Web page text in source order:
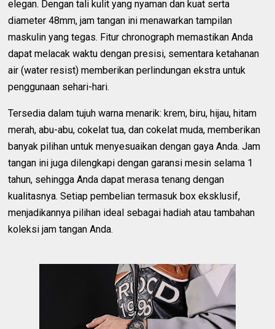
elegan. Dengan tali kulit yang nyaman dan kuat serta
diameter 48mm, jam tangan ini menawarkan tampilan
maskulin yang tegas. Fitur chronograph memastikan Anda
dapat melacak waktu dengan presisi, sementara ketahanan
air (water resist) memberikan perlindungan ekstra untuk
penggunaan sehari-hari.
Tersedia dalam tujuh warna menarik: krem, biru, hijau, hitam
merah, abu-abu, cokelat tua, dan cokelat muda, memberikan
banyak pilihan untuk menyesuaikan dengan gaya Anda. Jam
tangan ini juga dilengkapi dengan garansi mesin selama 1
tahun, sehingga Anda dapat merasa tenang dengan
kualitasnya. Setiap pembelian termasuk box eksklusif,
menjadikannya pilihan ideal sebagai hadiah atau tambahan
koleksi jam tangan Anda.